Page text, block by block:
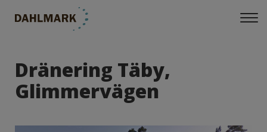
Dränering Täby,
Glimmervägen